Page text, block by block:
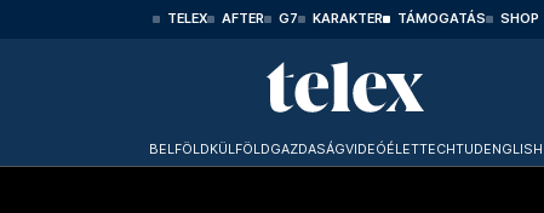
TELEX AFTER G7 KARAKTER TÁMOGATÁS SHOP
BELFÖLDKÜLFÖLDGAZDASÁGVIDEÓÉLETTECHTUDENGLISH